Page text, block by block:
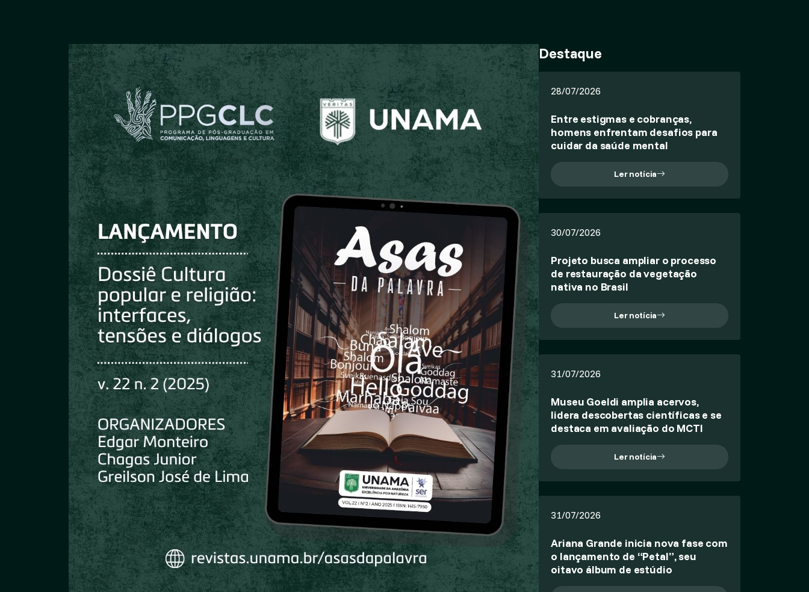
Destaque
28/07/2026
Entre estigmas e cobranças,
homens enfrentam desafios para
cuidar da saúde mental
Ler notícia
30/07/2026
Projeto busca ampliar o processo
de restauração da vegetação
nativa no Brasil
Ler notícia
31/07/2026
Museu Goeldi amplia acervos,
lidera descobertas científicas e se
destaca em avaliação do MCTI
Ler notícia
31/07/2026
Ariana Grande inicia nova fase com
o lançamento de “Petal”, seu
oitavo álbum de estúdio